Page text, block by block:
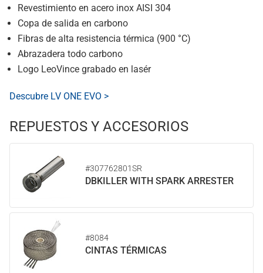
Revestimiento en acero inox AISI 304
Copa de salida en carbono
Fibras de alta resistencia térmica (900 °C)
Abrazadera todo carbono
Logo LeoVince grabado en lasér
Descubre LV ONE EVO >
REPUESTOS Y ACCESORIOS
#307762801SR
DBKILLER WITH SPARK ARRESTER
#8084
CINTAS TÉRMICAS